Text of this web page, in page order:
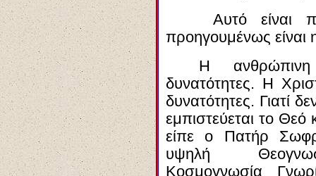
Αυτό είναι
προηγουμένως είναι
Η
δυνατότητες. Η
δυνατότητες. Γιατί
εμπιστεύεται το Θεό
είπε ο Πατήρ
υψηλή
Κοσμογνωσία